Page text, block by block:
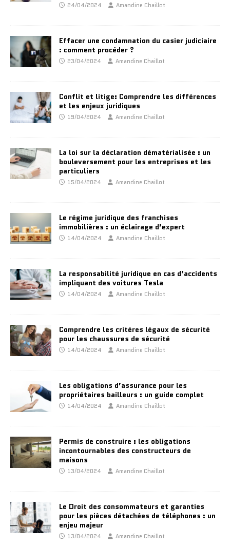
24/04/2024 Amandine Chaillot
Effacer une condamnation du casier judiciaire
: comment procéder ?
23/04/2024 Amandine Chaillot
Conflit et litige: Comprendre les différences
et les enjeux juridiques
19/04/2024 Amandine Chaillot
La loi sur la déclaration dématérialisée : un
bouleversement pour les entreprises et les
particuliers
15/04/2024 Amandine Chaillot
Le régime juridique des franchises
immobilières : un éclairage d’expert
14/04/2024 Amandine Chaillot
La responsabilité juridique en cas d’accidents
impliquant des voitures Tesla
14/04/2024 Amandine Chaillot
Comprendre les critères légaux de sécurité
pour les chaussures de sécurité
14/04/2024 Amandine Chaillot
Les obligations d’assurance pour les
propriétaires bailleurs : un guide complet
14/04/2024 Amandine Chaillot
Permis de construire : les obligations
incontournables des constructeurs de
maisons
13/04/2024 Amandine Chaillot
Le Droit des consommateurs et garanties
pour les pièces détachées de téléphones : un
enjeu majeur
13/04/2024 Amandine Chaillot